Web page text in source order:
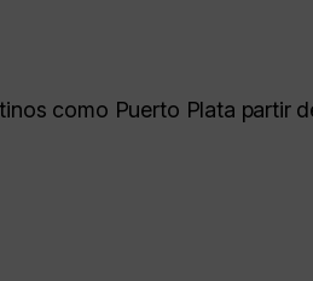
como Puerto Plata partir